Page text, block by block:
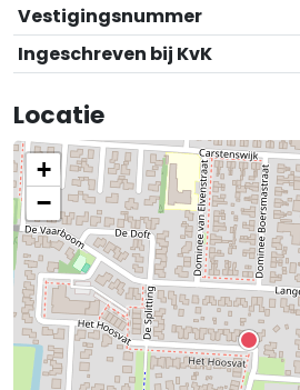
Vestigingsnummer
Ingeschreven bij KvK
Locatie
+
−